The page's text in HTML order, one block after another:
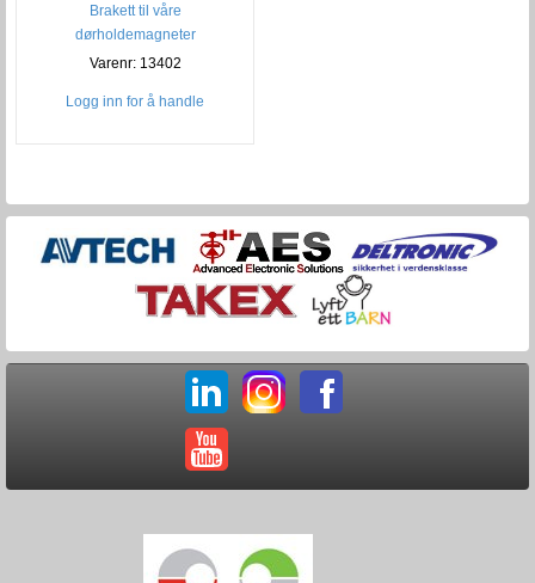
Brakett til våre
dørholdemagneter
Varenr: 13402
Logg inn for å handle